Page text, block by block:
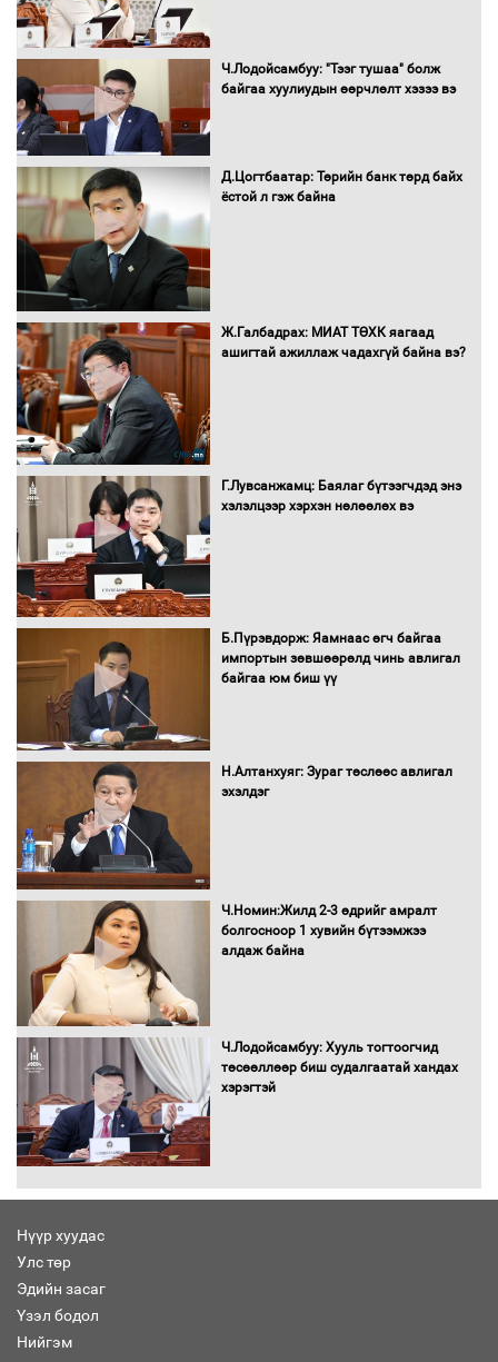
Автобензин, дизель түлшний онцгой
Нөөцийн махны худалдаа,
Монгол Улс “COP17”-д “Тал хээрийн
төлөвлөгөө”-гөө танилцуулна
худалдан авах журмыг баталлаа
шилжиж, найр наадам, зөвлөгөөн,
гадаад томилолтыг хориглолоо
Ч.Лодойсамбуу: "Тээг тушаа" болж
байгаа хуулиудын өөрчлөлт хэзээ вэ
Д.Цогтбаатар: Төрийн банк төрд байх
ёстой л гэж байна
Ж.Галбадрах: МИАТ ТӨХК яагаад
ашигтай ажиллаж чадахгүй байна вэ?
Г.Лувсанжамц: Баялаг бүтээгчдэд энэ
хэлэлцээр хэрхэн нөлөөлөх вэ
Б.Пүрэвдорж: Яамнаас өгч байгаа
импортын зөвшөөрөлд чинь авлигал
байгаа юм биш үү
Н.Алтанхуяг: Зураг төслөөс авлигал
эхэлдэг
Ч.Номин:Жилд 2-3 өдрийг амралт
болгосноор 1 хувийн бүтээмжээ
алдаж байна
Ч.Лодойсамбуу: Хууль тогтоогчид
төсөөллөөр биш судалгаатай хандах
хэрэгтэй
Нүүр хуудас
Улс төр
Эдийн засаг
Үзэл бодол
Нийгэм